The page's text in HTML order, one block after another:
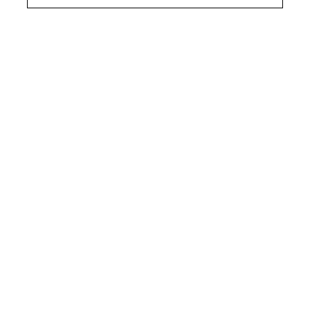
experiencia de podcasting profesional y